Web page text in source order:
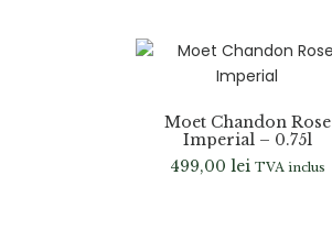
Moet Chandon Rose
Imperial – 0.75l
499,00 lei TVA inclus